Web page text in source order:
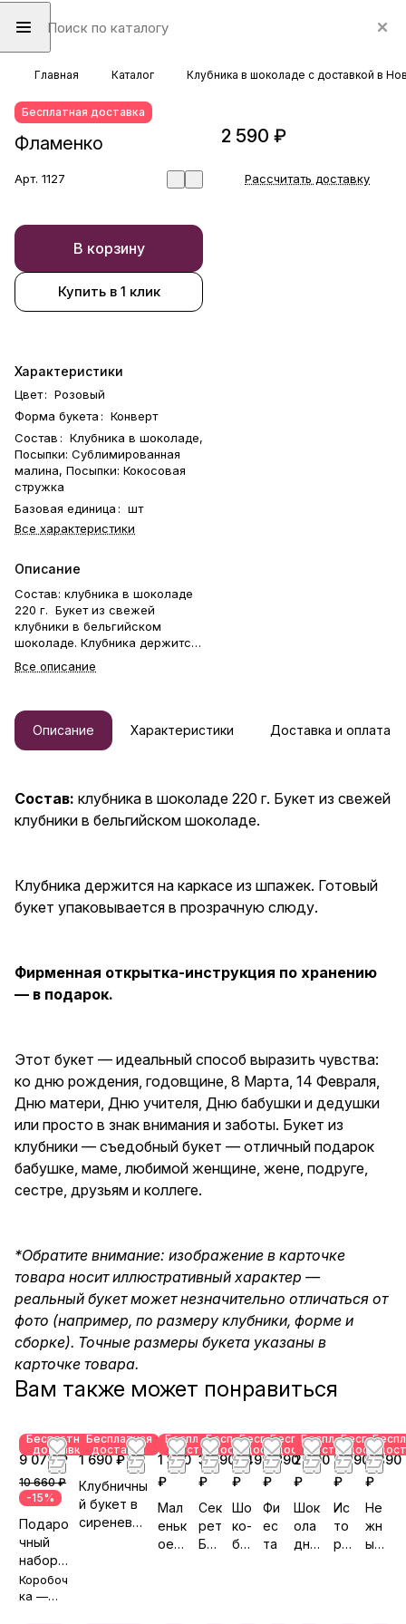
Главная Каталог Клубника в шоколаде с доставкой в
Бесплатная доставка
Фламенко
Арт. 1127
В корзину
Купить в 1 клик
Характеристики
Цвет: Розовый
Форма букета : Конверт
Состав : Клубника в шоколаде,
Посыпки: Сублимированная
малина, Посыпки: Кокосовая
стружка
Базовая единица : шт
Все характеристики
Описание
Состав: клубника в шоколаде
220 г. Букет из свежей
клубники в бельгийском
шоколаде. Клубника держится
букет упаковывается в
открытка-инструкция по
хранению — в подарок. Этот
букет — идеальный способ
матери, Дню учителя, Дню
бабушки и дедушки или просто
подарок бабушке, маме,
любимой женщине, жене,
подруге, сестре, друзьям и
Все описание
2 590 ₽
Рассчитать доставку
Описание Характеристики Доставка и оплата
Состав: клубника в шоколаде 220 г. Букет из свежей
клубники в бельгийском шоколаде.
Клубника держится на каркасе из шпажек. Готовый
букет упаковывается в прозрачную слюду.
Фирменная открытка-инструкция по хранению
— в подарок.
Этот букет — идеальный способ выразить чувства:
ко дню рождения, годовщине, 8 Марта, 14 Февраля,
Дню матери, Дню учителя, Дню бабушки и дедушки
или просто в знак внимания и заботы. Букет из
клубники — съедобный букет — отличный подарок
бабушке, маме, любимой женщине, жене, подруге,
сестре, друзьям и коллеге.
*Обратите внимание: изображение в карточке
товара носит иллюстративный характер —
реальный букет может незначительно отличаться от
фото (например, по размеру клубники, форме и
сборке). Точные размеры букета указаны в
карточке товара.
Вам также может понравиться
Бесплатная
доставка
9 070 ₽
10 660 ₽
-15%
Подаро
чный
набор
«Шеде
вр»
Коробоч
ка —
Бесплатная
доставка
1 690 ₽
Клубничны
й букет в
сиреневой
Бесплатная
доставка
1 390
₽
Мал
еньк
ое
Бесплатная
доставка
3 490
₽
Сек
рет
Бар
Бесплатная
доставка
4 490
₽
Шо
ко-
бу
Бесплатная
доставка
2 890
₽
Фи
ес
та
Бесплатная
доставка
2 890
₽
Шок
ола
дны
доставка
2 890
₽
Ис
то
ри
2 390
₽
Не
жн
ый